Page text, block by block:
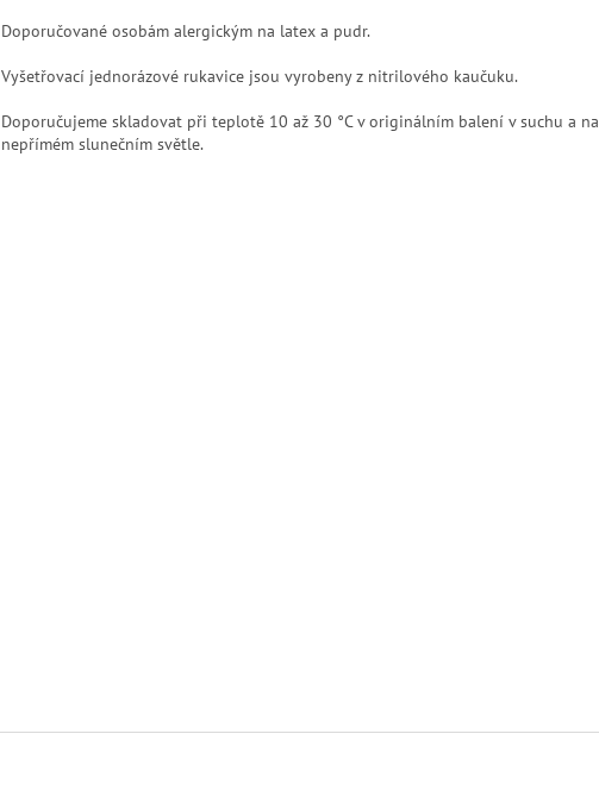
Doporučované osobám alergickým na latex a pudr.
Vyšetřovací jednorázové rukavice jsou vyrobeny z nitrilového kaučuku.
Doporučujeme skladovat při teplotě 10 až 30 °C v originálním balení v suchu a na
nepřímém slunečním světle.